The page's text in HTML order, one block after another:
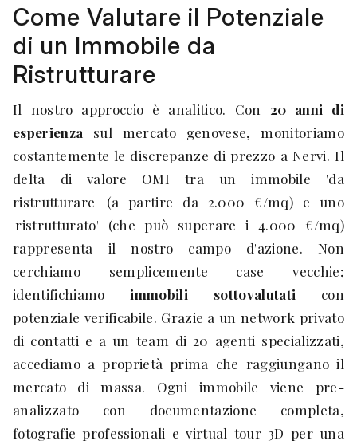
Come Valutare il Potenziale
di un Immobile da
Ristrutturare
Il nostro approccio è analitico. Con 20 anni di
esperienza sul mercato genovese, monitoriamo
costantemente le discrepanze di prezzo a Nervi. Il
delta di valore OMI tra un immobile 'da
ristrutturare' (a partire da 2.000 €/mq) e uno
'ristrutturato' (che può superare i 4.000 €/mq)
rappresenta il nostro campo d'azione. Non
cerchiamo semplicemente case vecchie;
identifichiamoimmobili sottovalutati con
potenziale verificabile. Grazie a un network privato
di contatti e a un team di 20 agenti specializzati,
accediamo a proprietà prima che raggiungano il
mercato di massa. Ogni immobile viene pre-
analizzato con documentazione completa,
fotografie professionali e virtual tour 3D per una